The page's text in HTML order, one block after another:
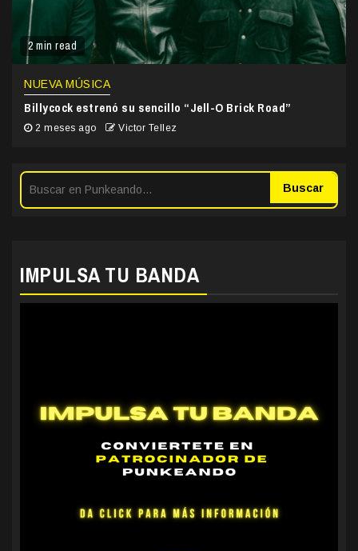
2 min read
NUEVA MÚSICA
Billycock estrenó su sencillo “Jell-O Brick Road”
2 meses ago Victor Tellez
Buscar
IMPULSA TU BANDA